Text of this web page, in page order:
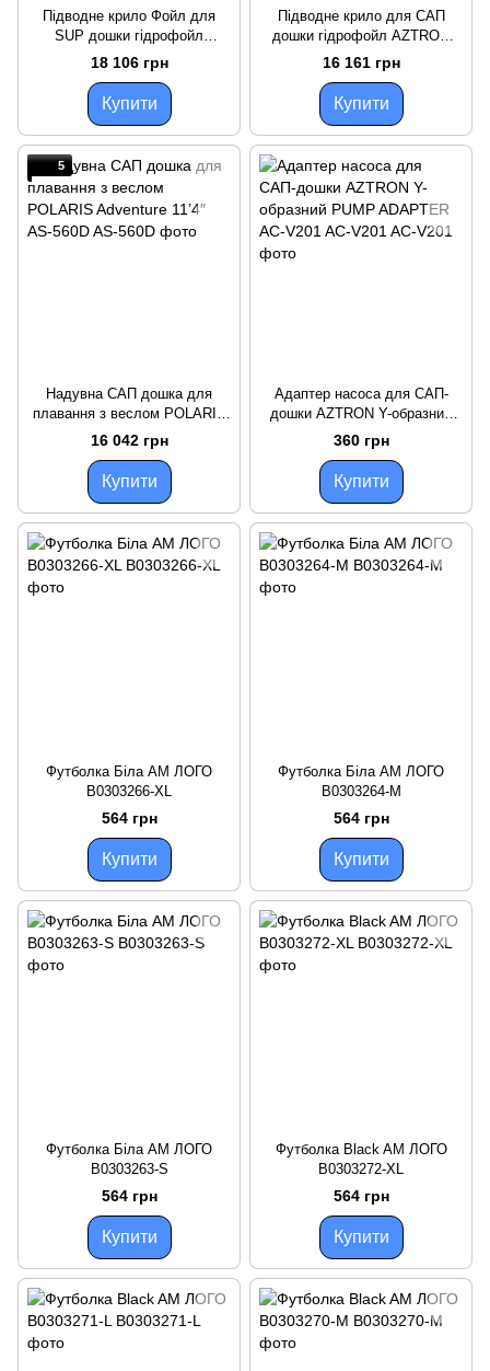
Підводне крило Фойл для
SUP дошки гідрофойл
AZTRON 1800 H COMBO до
FALCON Foil SUP AF-035
18 106 грн
Купити
Підводне крило для САП
дошки гідрофойл AZTRON
1650 COMBO для FALCON
Foil SUP AF-020
16 161 грн
Купити
5
Надувна САП дошка для
плавання з веслом POLARIS
Adventure 11’4″ AS-560D
16 042 грн
Купити
Адаптер насоса для САП-
дошки AZTRON Y-образний
PUMP ADAPTER AC-V201 AC-
V201
360 грн
Купити
Футболка Біла AM ЛОГО
B0303266-XL
564 грн
Купити
Футболка Біла AM ЛОГО
B0303264-M
564 грн
Купити
Футболка Біла AM ЛОГО
B0303263-S
564 грн
Купити
Футболка Black AM ЛОГО
B0303272-XL
564 грн
Купити